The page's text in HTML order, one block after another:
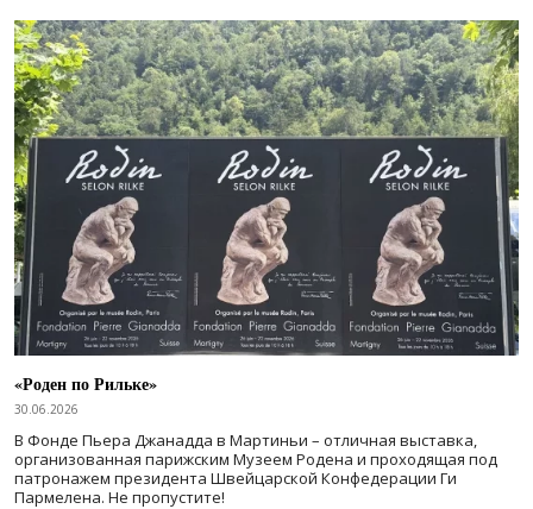
«Роден по Рильке»
30.06.2026
В Фонде Пьера Джанадда в Мартиньи – отличная выставка,
организованная парижским Музеем Родена и проходящая под
патронажем президента Швейцарской Конфедерации Ги
Пармелена. Не пропустите!